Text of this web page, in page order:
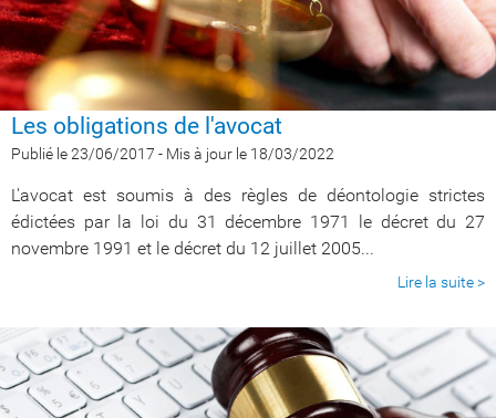
Les obligations de l'avocat
Publié le 23/06/2017 - Mis à jour le 18/03/2022
L'avocat est soumis à des règles de déontologie strictes
édictées par la loi du 31 décembre 1971 le décret du 27
novembre 1991 et le décret du 12 juillet 2005...
Lire la suite >